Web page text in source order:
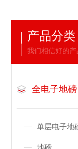
产品分类
我们相信好的产
全电子地磅
单层电子地
地磅